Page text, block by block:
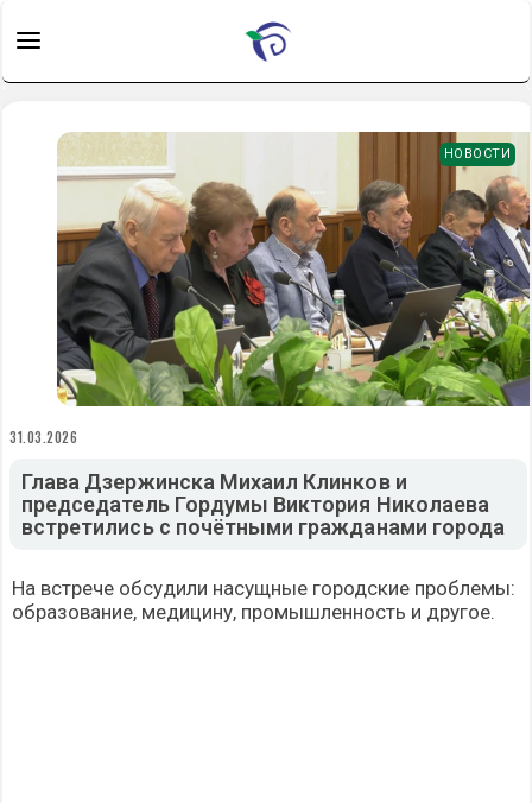
НОВОСТИ
31.03.2026
Глава Дзержинска Михаил Клинков и
председатель Гордумы Виктория Николаева
встретились с почётными гражданами города
На встрече обсудили насущные городские проблемы:
образование, медицину, промышленность и другое.